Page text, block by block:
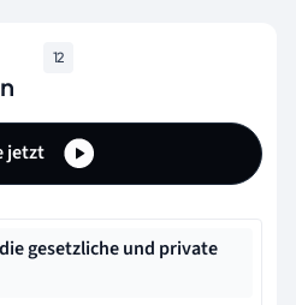
12
jetzt
gesetzliche und private